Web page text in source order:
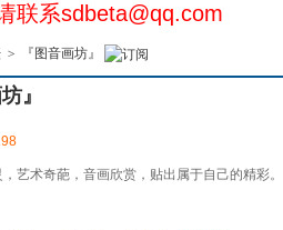
联系sdbeta@qq.com
> 『图音画坊』
』
艺术奇葩，音画欣赏，贴出属于自己的精彩。